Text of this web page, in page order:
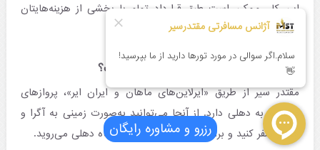
این کار، ممکن است طبق قرارداد تمام یا بخشی از هزینه ‌هایتان
سوخت شود.
آیا تورهای هند همراه با پرواز مستقیم است؟
مقتدر سیر از طریق «ایرلاین‌های ماهان و ایران ایر»، پروازهای
مستقیم به دهلی دارد. از آنجا می‌توانید به‌صورت زمینی به آگرا و
جیپور سفر کنید و برای برگشت دوباره به فرودگاه دهلی می‌روید.
رزرو و مشاوره رایگان